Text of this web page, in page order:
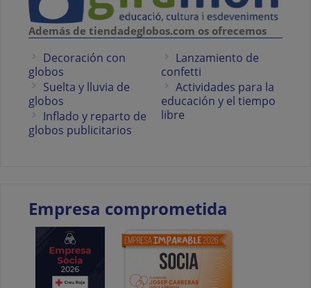
Además de tiendadeglobos.com os ofrecemos
Decoración con
globos
Suelta y lluvia de
globos
Inflado y reparto de
globos publicitarios
Lanzamiento de
confetti
Actividades para la
educación y el tiempo
libre
Empresa comprometida